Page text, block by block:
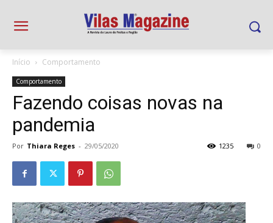
Início Comportamento
Comportamento
Fazendo coisas novas na
pandemia
Por Thiara Reges - 29/05/2020 0
1235